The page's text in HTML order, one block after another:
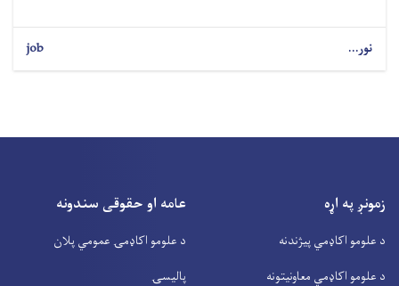
نور... job
زمونږ په اړه
د علومو اکاډمي پیژندنه
د علومو اکاډمي معاونیتونه
عامه او حقوقی سندونه
د علومو اکاډمۍ عمومي پلان
پالیسۍ